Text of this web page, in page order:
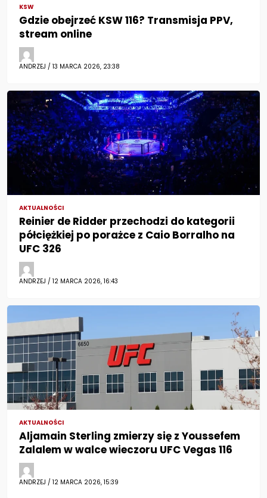
KSW
Gdzie obejrzeć KSW 116? Transmisja PPV,
stream online
ANDRZEJ / 13 MARCA 2026, 23:38
AKTUALNOŚCI
Reinier de Ridder przechodzi do kategorii
półciężkiej po porażce z Caio Borralho na
UFC 326
ANDRZEJ / 12 MARCA 2026, 16:43
AKTUALNOŚCI
Aljamain Sterling zmierzy się z Youssefem
Zalalem w walce wieczoru UFC Vegas 116
ANDRZEJ / 12 MARCA 2026, 15:39